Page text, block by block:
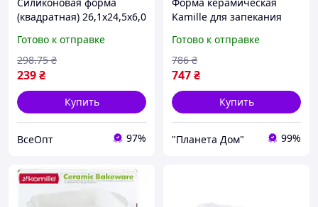
(квадратная) 26,1х24,5х6,0
покрытие, для запекания
и замораживания
Готово к отправке
239₴
298.75 ₴
Купить
ВсеОпт 97%
Kamille для запекания
Готово к отправке
747₴
786 ₴
Купить
"Планета Дом" 99%